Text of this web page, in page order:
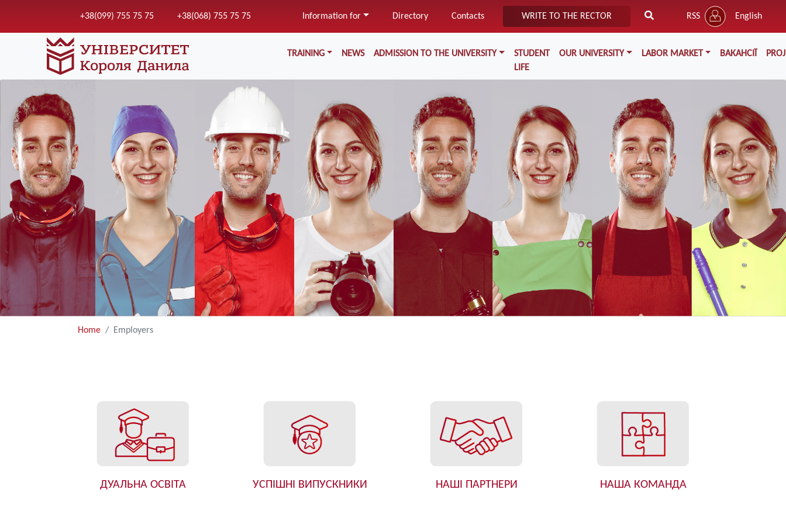
to
main
content
+38(099) 755 75 75 +38(068) 755 75 75 Information for Directory Contacts WRITE TO THE RECTOR RSS English
Меню у хедері
TRAINING NEWS ADMISSION TO THE UNIVERSITY
STUDENT
LIFE
OUR UNIVERSITY LABOR MARKET ВАКАНСІЇ
Home Employers
ДУАЛЬНА ОСВІТА УСПІШНІ ВИПУСКНИКИ НАШІ ПАРТНЕРИ НАША КОМАНДА